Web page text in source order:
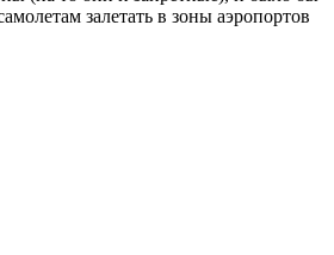
залетать в зоны аэропортов